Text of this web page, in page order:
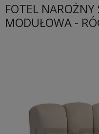
FOTEL
MODUŁOWA -